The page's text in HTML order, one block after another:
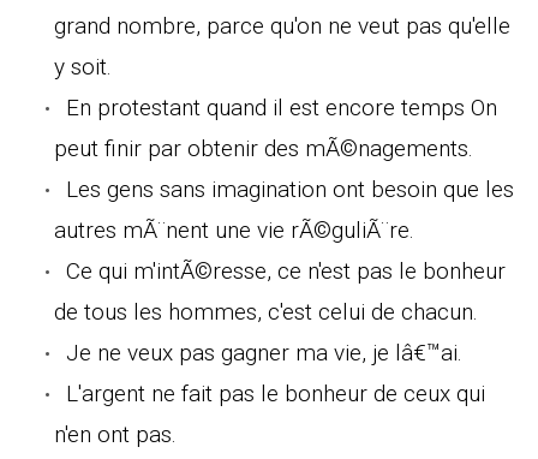
grand nombre, parce qu'on ne veut pas qu'elle
y soit.
En protestant quand il est encore temps On
peut finir par obtenir des mÃ©nagements.
Les gens sans imagination ont besoin que les
autres mÃ¨nent une vie rÃ©guliÃ¨re.
Ce qui m'intÃ©resse, ce n'est pas le bonheur
de tous les hommes, c'est celui de chacun.
Je ne veux pas gagner ma vie, je lâ€™ai.
L'argent ne fait pas le bonheur de ceux qui
n'en ont pas.